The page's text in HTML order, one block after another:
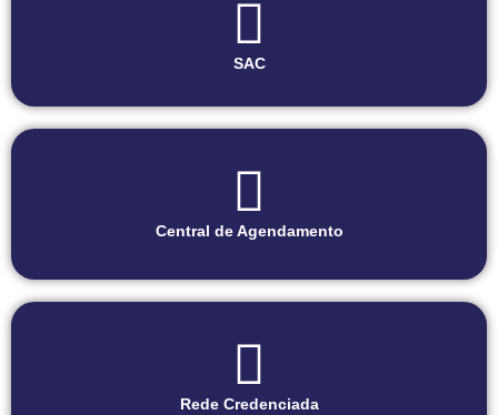
SAC
Central de Agendamento
Rede Credenciada